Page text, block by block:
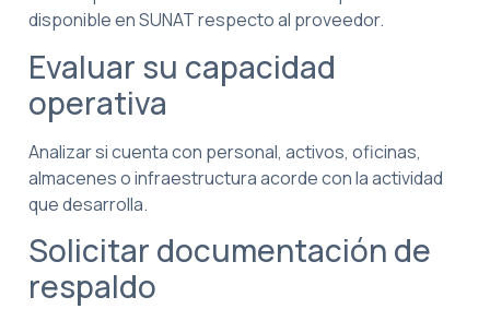
disponible en SUNAT respecto al proveedor.
Evaluar su capacidad
operativa
Analizar si cuenta con personal, activos, oficinas,
almacenes o infraestructura acorde con la actividad
que desarrolla.
Solicitar documentación de
respaldo